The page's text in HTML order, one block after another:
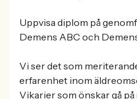
Uppvisa diplom på
Demens ABC och
Vi ser det som
erfarenhet inom
Vikarier som önskar gå